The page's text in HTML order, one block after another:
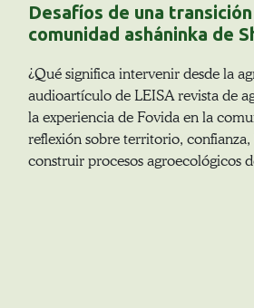
Desafíos de una
comunidad asháninka de
¿Qué significa intervenir desde la
audioartículo de LEISA revista de
la experiencia de Fovida en la
reflexión sobre territorio,
construir procesos agroecológicos